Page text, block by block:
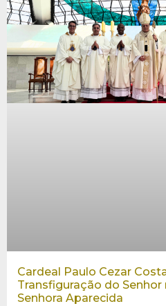
Cardeal Paulo Cezar
Transfiguração do Senhor
Senhora Aparecida